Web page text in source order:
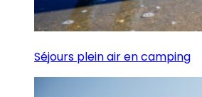
Séjours plein air en camping